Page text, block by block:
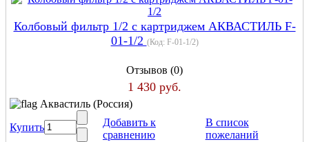
Колбовый фильтр 1/2 с картриджем АКВАСТИЛЬ F-
01-1/2 (Код: F-01-1/2)
Отзывов (0)
1 430 руб.
Аквастиль (Россия)
Купить
Добавить к
сравнению
В список
пожеланий